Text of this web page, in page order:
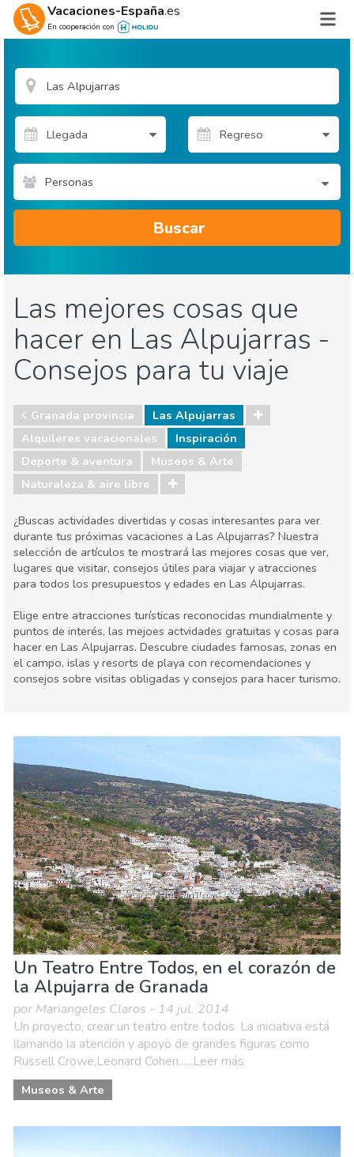
Vacaciones-España.es
En cooperación con
Personas
Buscar
Las mejores cosas que
hacer en Las Alpujarras -
Consejos para tu viaje
Granada provincia
Las Alpujarras
Alquileres vacacionales
Inspiración
Deporte & aventura
Museos & Arte
Naturaleza & aire libre
¿Buscas actividades divertidas y cosas interesantes para ver
durante tus próximas vacaciones a Las Alpujarras? Nuestra
selección de artículos te mostrará las mejores cosas que ver,
lugares que visitar, consejos útiles para viajar y atracciones
para todos los presupuestos y edades en Las Alpujarras.
Elige entre atracciones turísticas reconocidas mundialmente y
puntos de interés, las mejoes actvidades gratuitas y cosas para
hacer en Las Alpujarras. Descubre ciudades famosas, zonas en
el campo, islas y resorts de playa con recomendaciones y
consejos sobre visitas obligadas y consejos para hacer turismo.
Naturaleza & aire libre
Un Teatro Entre Todos, en el corazón de
la Alpujarra de Granada
por Mariangeles Claros - 14 jul. 2014
Un proyecto, crear un teatro entre todos. La iniciativa está
llamando la atención y apoyo de grandes figuras como
Russell Crowe,Leonard Cohen......Leer más
Museos & Arte